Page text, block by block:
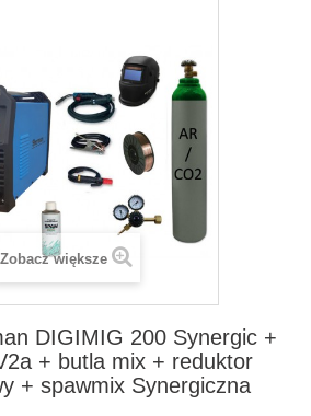
Zobacz większe
DIGIMIG 200 Synergic +
+ butla mix + reduktor
+ spawmix Synergiczna